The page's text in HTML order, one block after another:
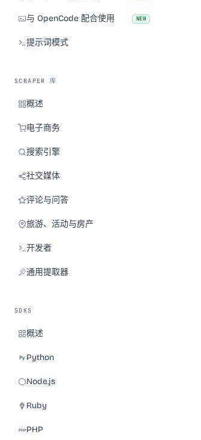
与 OpenCode 配合使用 NEW
提示词模式
SCRAPER 库
概述
电子商务
搜索引擎
社交媒体
评论与问答
旅游、活动与房产
开发者
通用提取器
SDKS
概述
Python
Node.js
Ruby
PHP